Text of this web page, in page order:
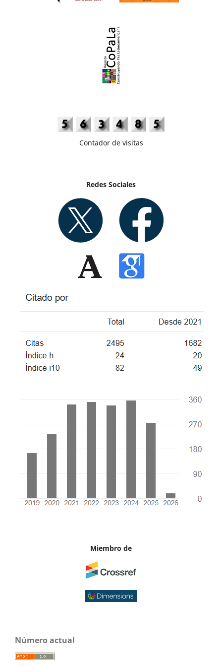
Contador de visitas
Redes Sociales
Miembro de
Número actual